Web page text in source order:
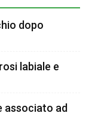
dopo
labiale e
associato ad